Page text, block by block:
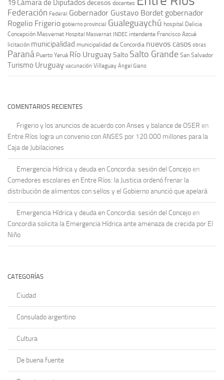
19 Cámara de Diputadosdecesos docentes
Federación Federal Gobernador Gustavo Bordet gobernador
Rogelio Frigerio gobierno provincial Gualeguaychú hospital Delicia
Concepción Masvernat Hospital Masvernat INDEC intendente Francisco Azcué
licitación municipalidad municipalidad de Concordia nuevos casos obras
Paraná Puerto Yeruá Río UruguaySalto Salto Grande San Salvador
Turismo Uruguay vacunación Villaguay Ángel Giano
COMENTARIOS RECIENTES
Frigerio y los anuncios de acuerdo con Anses y balance de OSER en
Entre Ríos logra un convenio con ANSES por 120.000 millones para la
Caja de Jubilaciones
Emergencia Hídrica y deuda en Concordia: sesión del Concejo en
Comedores escolares en Entre Ríos: la Justicia ordenó frenar la
distribución de alimentos con sellos y el Gobierno anunció que apelará
Emergencia Hídrica y deuda en Concordia: sesión del Concejo en
Concordia solicita la Emergencia Hídrica ante amenaza de crecida por El
Niño
CATEGORÍAS
Ciudad
Consulado argentino
Cultura
De buena fuente